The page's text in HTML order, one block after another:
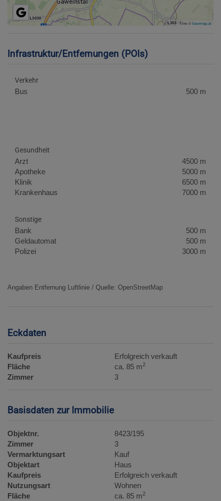
Tiles ©basemap.at
Infrastruktur/Entfernungen (POIs)
Verkehr
Bus 500 m
Gesundheit
Arzt
4500 m
Apotheke
5000 m
Klinik
6500 m
Krankenhaus
7000 m
Sonstige
Bank
500 m
Geldautomat
500 m
Polizei
3000 m
Angaben Entfernung Luftlinie / Quelle: OpenStreetMap
Eckdaten
Kaufpreis
Erfolgreich verkauft
Fläche
ca. 85 m2
Zimmer 3
Basisdaten zur Immobilie
Objektnr.
8423/195
Zimmer
3
Vermarktungsart
Kauf
Objektart
Haus
Kaufpreis
Erfolgreich verkauft
Nutzungsart
Wohnen
Fläche
ca. 85 m2